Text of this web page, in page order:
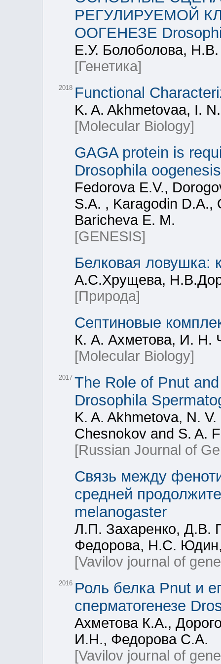
РЕГУЛИРУЕМОЙ
ООГЕНЕЗЕ
Е.У. Болоболова,
[Генетика]
2018 Functional
K. A. Akhmetovaa, I.
[Molecular Biology]
GAGA protein is
Drosophila
Fedorova E.V.,
S.A. , Karagodin D.A.,
Baricheva E. M.
[GENESIS]
Белковая ловушка:
А.С.Хрущева,
[Природа]
Септиновые
К. А. Ахметова, И. Н.
[Molecular Biology]
2017 The Role of Pnut
Drosophila
K. A. Akhmetova, N.
Chesnokov and S. A.
[Russian Journal of
Связь между
средней
melanogaster
Л.П. Захаренко, Д.В.
Федорова, Н.С.
[Vavilov journal of
2016 Роль белка Pnut и
сперматогенезе
Ахметова К.А.,
И.Н., Федорова С.А.
[Vavilov journal of